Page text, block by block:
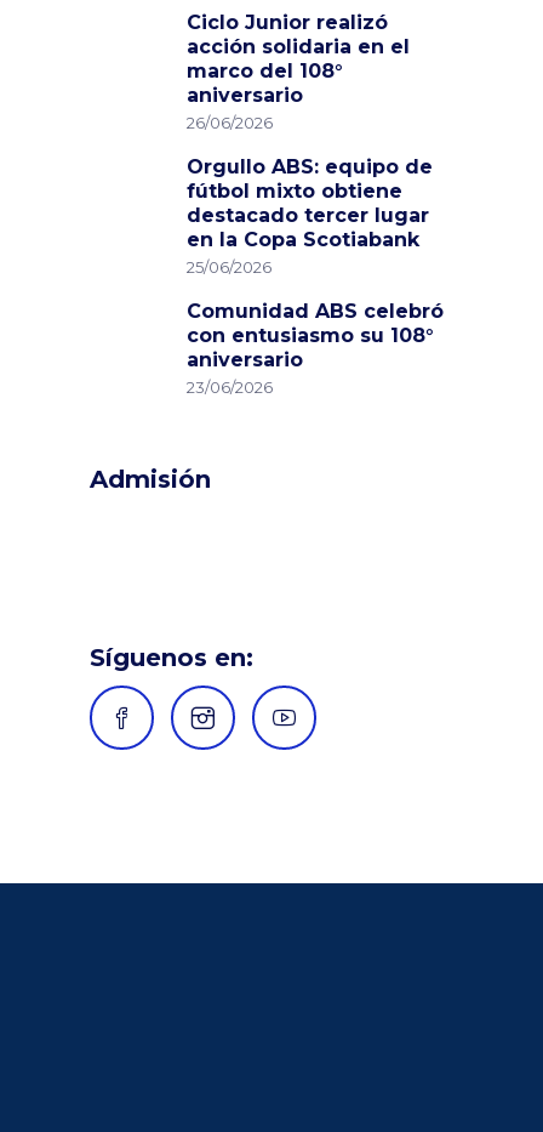
Ciclo Junior realizó
acción solidaria en el
marco del 108°
aniversario
26/06/2026
Orgullo ABS: equipo de
fútbol mixto obtiene
destacado tercer lugar
en la Copa Scotiabank
25/06/2026
Comunidad ABS celebró
con entusiasmo su 108°
aniversario
23/06/2026
Admisión
Síguenos en: